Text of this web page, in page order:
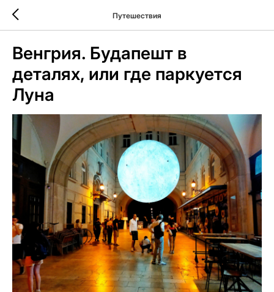
Путешествия
Венгрия. Будапешт в
деталях, или где паркуется
Луна